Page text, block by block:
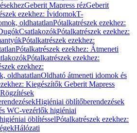
Geberit Mapress rézGeberit
ezekhez: ÍvidomokT-
oldhatatlanPótalkatrészek ezekhez:
CsatlakozókPótalkatrészek ezekhez:
Pótalkatrészek ezekhez:
Pótalkatrészek ezekhez: Átmeneti
Pótalkatrészek ezekhez:
ezekhez:
oldhatatlanOldható átmeneti idomok és
Kiegészítők Geberit Mapress
Higiéniai öblítőberendezések
WC-vezérlők higiéniai
öblítésselPótalkatrészek ezekhez:
Hálózati